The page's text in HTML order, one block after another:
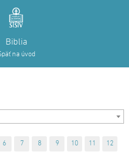
Biblia
na úvod
6 7 8 9 10 11 12